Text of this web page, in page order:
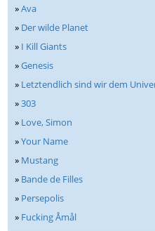
»Ava
» Der wilde Planet
» I Kill Giants
»Genesis
» Letztendlich sind wir dem
»303
» Love, Simon
»Your Name
» Mustang
» Bande de Filles
» Persepolis
» Fucking Åmål